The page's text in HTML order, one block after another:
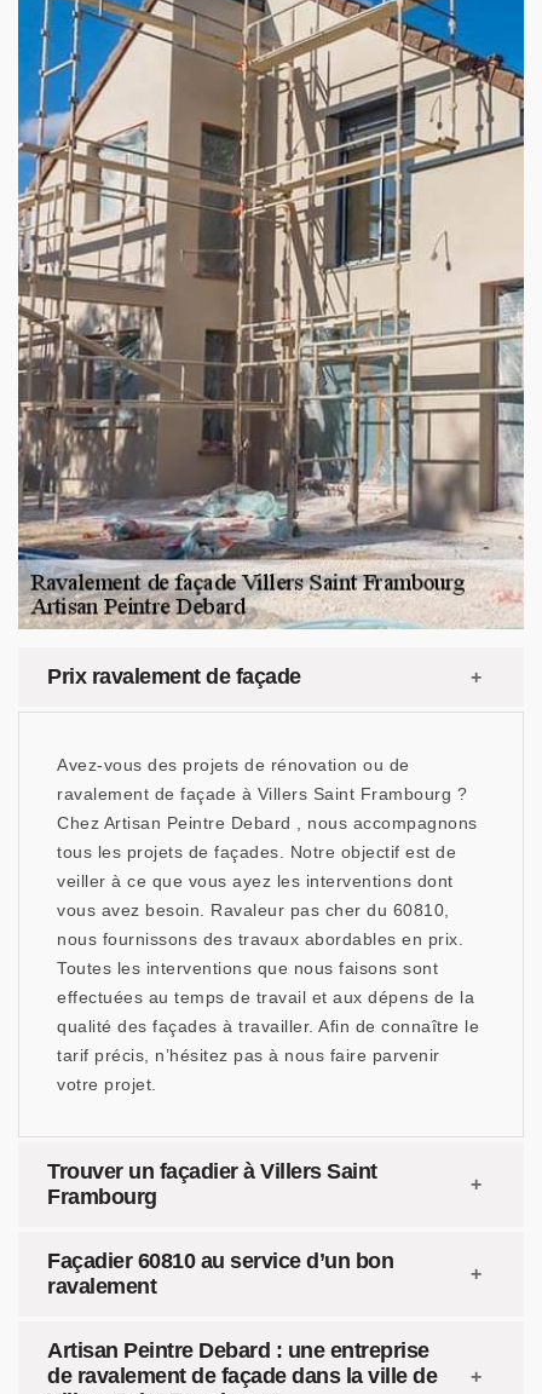
Prix ravalement de façade
Avez-vous des projets de rénovation ou de
ravalement de façade à Villers Saint Frambourg ?
Chez Artisan Peintre Debard , nous accompagnons
tous les projets de façades. Notre objectif est de
veiller à ce que vous ayez les interventions dont
vous avez besoin. Ravaleur pas cher du 60810,
nous fournissons des travaux abordables en prix.
Toutes les interventions que nous faisons sont
effectuées au temps de travail et aux dépens de la
qualité des façades à travailler. Afin de connaître le
tarif précis, n’hésitez pas à nous faire parvenir
votre projet.
Trouver un façadier à Villers Saint
Frambourg
Façadier 60810 au service d’un bon
ravalement
Artisan Peintre Debard : une entreprise
de ravalement de façade dans la ville de